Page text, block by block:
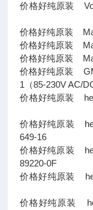
价格好纯原装
价格好纯原装
价格好纯原装
价格好纯原装
价格好纯原装
1（85-230V
价格好纯原装
价格好纯原装
649-16
价格好纯原装
89220-0F
价格好纯原装
价格好纯原装